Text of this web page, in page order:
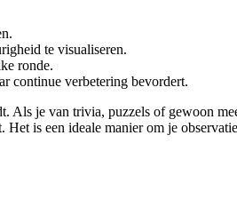
te visualiseren.
ronde.
continue verbetering bevordert.
Als je van trivia, puzzels of gewoon
is een ideale manier om je